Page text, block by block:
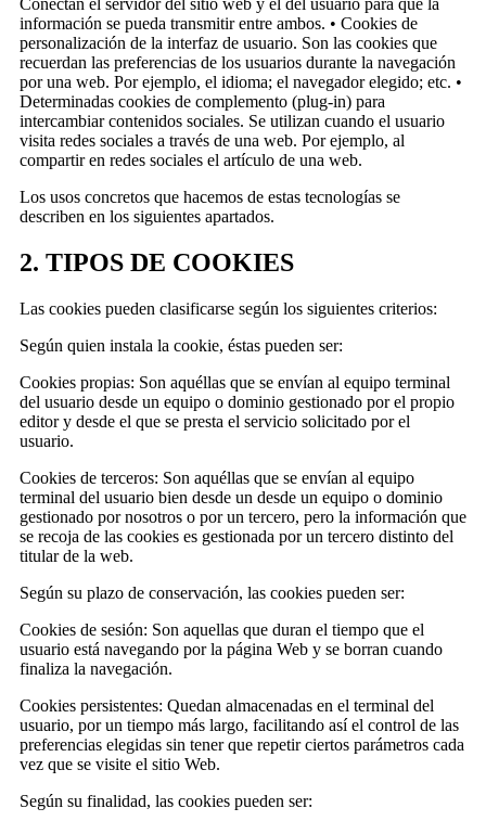
información se pueda transmitir entre ambos. • Cookies de
personalización de la interfaz de usuario. Son las cookies que
recuerdan las preferencias de los usuarios durante la navegación
por una web. Por ejemplo, el idioma; el navegador elegido; etc. •
Determinadas cookies de complemento (plug-in) para
intercambiar contenidos sociales. Se utilizan cuando el usuario
visita redes sociales a través de una web. Por ejemplo, al
compartir en redes sociales el artículo de una web.
Los usos concretos que hacemos de estas tecnologías se
describen en los siguientes apartados.
2. TIPOS DE COOKIES
Las cookies pueden clasificarse según los siguientes criterios:
Según quien instala la cookie, éstas pueden ser:
Cookies propias: Son aquéllas que se envían al equipo terminal
del usuario desde un equipo o dominio gestionado por el propio
editor y desde el que se presta el servicio solicitado por el
usuario.
Cookies de terceros: Son aquéllas que se envían al equipo
terminal del usuario bien desde un desde un equipo o dominio
gestionado por nosotros o por un tercero, pero la información que
se recoja de las cookies es gestionada por un tercero distinto del
titular de la web.
Según su plazo de conservación, las cookies pueden ser:
Cookies de sesión: Son aquellas que duran el tiempo que el
usuario está navegando por la página Web y se borran cuando
finaliza la navegación.
Cookies persistentes: Quedan almacenadas en el terminal del
usuario, por un tiempo más largo, facilitando así el control de las
preferencias elegidas sin tener que repetir ciertos parámetros cada
vez que se visite el sitio Web.
Según su finalidad, las cookies pueden ser: